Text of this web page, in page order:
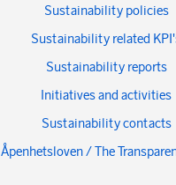
Sustainability policies
Sustainability related
Sustainability reports
Initiatives and activities
Sustainability contacts
Åpenhetsloven / The